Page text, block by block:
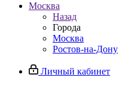
Москва
Назад
Города
Москва
Ростов-на-Дону
Личный кабинет